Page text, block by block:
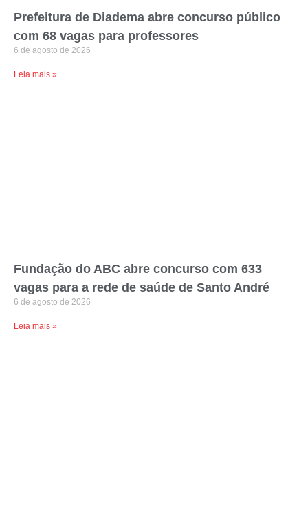
Prefeitura de Diadema abre concurso público
com 68 vagas para professores
6 de agosto de 2026
Leia mais »
Fundação do ABC abre concurso com 633
vagas para a rede de saúde de Santo André
6 de agosto de 2026
Leia mais »